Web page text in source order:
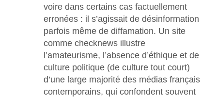
voire dans certains cas factuellement
erronées : il s’agissait de désinformation
parfois même de diffamation. Un site
comme checknews illustre
l’amateurisme, l’absence d’éthique et de
culture politique (de culture tout court)
d’une large majorité des médias français
contemporains, qui confondent souvent